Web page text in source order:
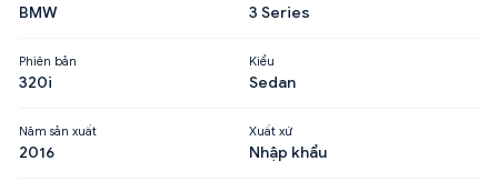
BMW 3 Series
Phiên bản
320i
Kiểu
Sedan
Năm sản xuất
2016
Xuất xứ
Nhập khẩu